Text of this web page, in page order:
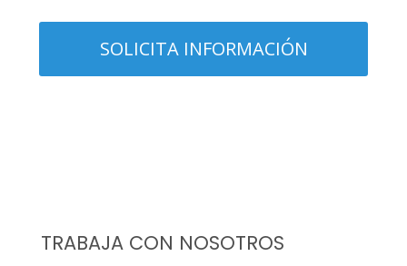
TRABAJA CON NOSOTROS